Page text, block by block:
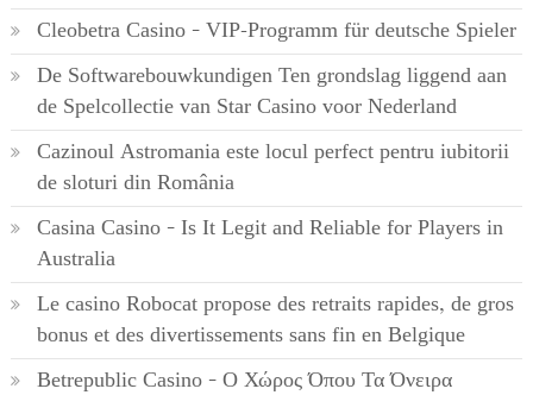
Cleobetra Casino – VIP-Programm für deutsche Spieler
De Softwarebouwkundigen Ten grondslag liggend aan
de Spelcollectie van Star Casino voor Nederland
Cazinoul Astromania este locul perfect pentru iubitorii
de sloturi din România
Casina Casino – Is It Legit and Reliable for Players in
Australia
Le casino Robocat propose des retraits rapides, de gros
bonus et des divertissements sans fin en Belgique
Betrepublic Casino – Ο Χώρος Όπου Τα Όνειρα